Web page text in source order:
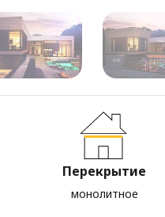
Перекрытие
монолитное